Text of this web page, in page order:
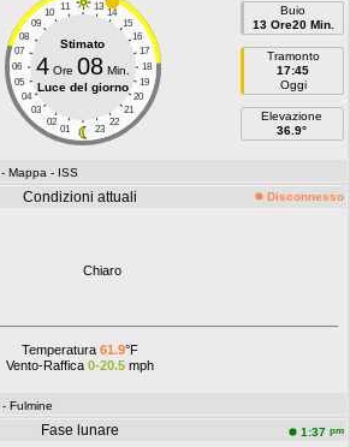
11 13
10
14
09
15
08
16
07
17
06
18
05
19
04
20
03
21
02
22
01 23
Stimato
4Ore 08Min.
Luce del giorno
Buio
13 Ore20 Min.
Tramonto
17:45
Oggi
Elevazione
36.9°
- Mappa - ISS
Condizioni attuali Disconnesso
Chiaro
Temperatura61.9°F
Vento-Raffica 0-20.5 mph
- Fulmine
Fase lunare 1:37 pm